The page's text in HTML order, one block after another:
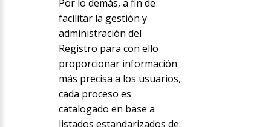
Por lo demás, a fin de
facilitar la gestión y
administración del
Registro para con ello
proporcionar información
más precisa a los usuarios,
cada proceso es
catalogado en base a
listados estandarizados de: